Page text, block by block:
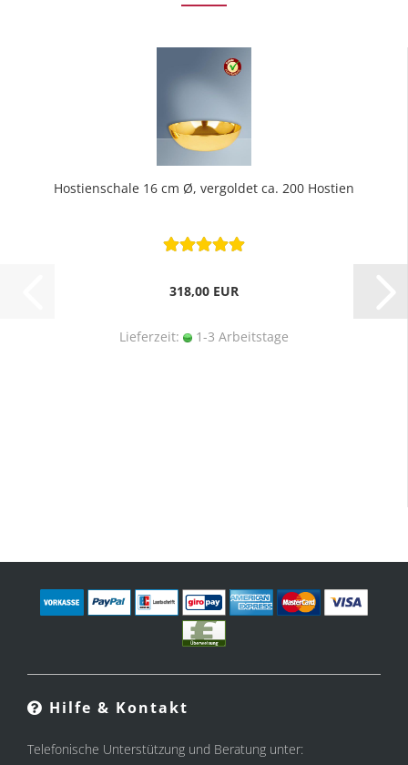
Hostienschale 16 cm Ø, vergoldet ca. 200 Hostien
318,00 EUR
Lieferzeit: 1-3 Arbeitstage
Hilfe & Kontakt
Telefonische Unterstützung und Beratung unter: